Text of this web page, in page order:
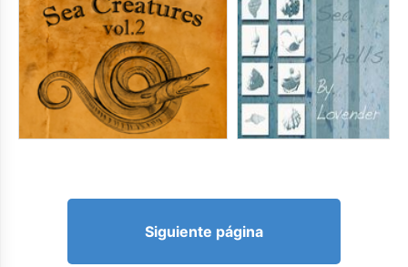
Siguiente página